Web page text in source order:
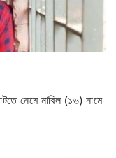
নেমে নাবিল (১৬) নামে